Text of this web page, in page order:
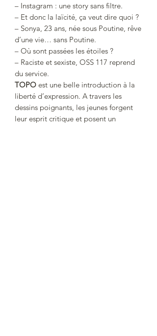
– Instagram : une story sans filtre.
– Et donc la laïcité, ça veut dire quoi ?
– Sonya, 23 ans, née sous Poutine, rêve
d’une vie… sans Poutine.
– Où sont passées les étoiles ?
– Raciste et sexiste, OSS 117 reprend
du service.
TOPO est une belle introduction à la
liberté d’expression. A travers les
dessins poignants, les jeunes forgent
leur esprit critique et posent un